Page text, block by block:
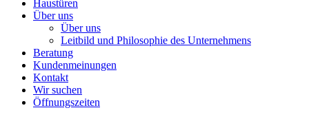
Haustüren
Über uns
Über uns
Leitbild und Philosophie des Unternehmens
Beratung
Kundenmeinungen
Kontakt
Wir suchen
Öffnungszeiten